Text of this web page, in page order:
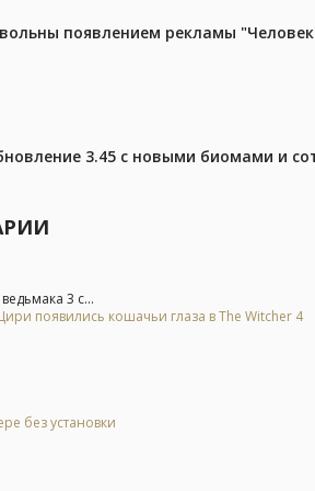
появлением рекламы
3.45 с новыми биомами и
3 с...
появились кошачьи глаза в The Witcher 4
без установки